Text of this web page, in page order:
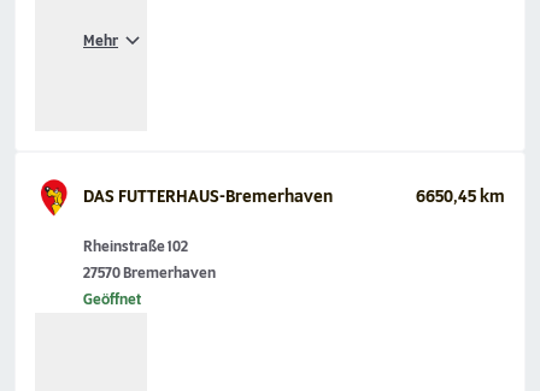
Mehr
DAS FUTTERHAUS-Bremerhaven 6650,45 km
Rheinstraße 102
27570 Bremerhaven
Geöffnet